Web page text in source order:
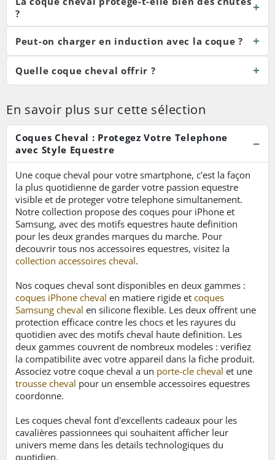
?
Peut-on charger en induction avec la coque ?
Quelle coque cheval offrir ?
En savoir plus sur cette sélection
Coques Cheval : Protegez Votre Telephone
avec Style Equestre
Une coque cheval pour votre smartphone, c'est la façon
la plus quotidienne de garder votre passion equestre
visible et de proteger votre telephone simultanement.
Notre collection propose des coques pour iPhone et
Samsung, avec des motifs equestres haute definition
pour les deux grandes marques du marche. Pour
decouvrir tous nos accessoires equestres, visitez la
collection accessoires cheval.
Nos coques cheval sont disponibles en deux gammes :
coques iPhone cheval en matiere rigide et coques
Samsung cheval en silicone flexible. Les deux offrent une
protection efficace contre les chocs et les rayures du
quotidien avec des motifs cheval haute definition. Les
deux gammes couvrent de nombreux modeles : verifiez
la compatibilite avec votre appareil dans la fiche produit.
Associez votre coque cheval a un porte-cle cheval et une
trousse cheval pour un ensemble accessoires equestres
coordonne.
Les coques cheval font d'excellents cadeaux pour les
cavalières passionnees qui souhaitent afficher leur
univers meme dans les details technologiques du
quotidien.